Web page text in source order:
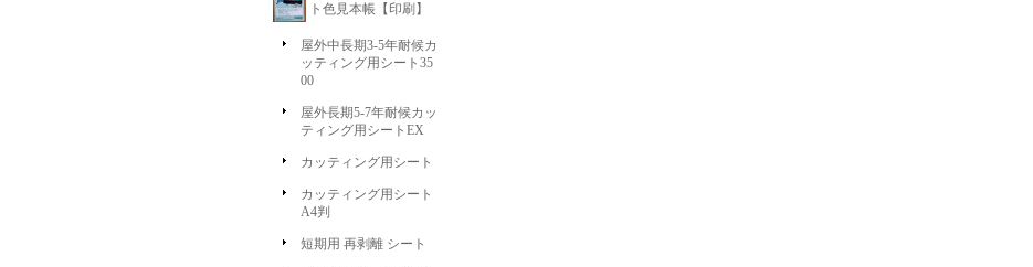
ト色見本帳【印刷】
屋外中長期3-5年耐候カ
ッティング用シート35
00
屋外長期5-7年耐候カッ
ティング用シートEX
カッティング用シート
カッティング用シート
A4判
短期用 再剥離 シート